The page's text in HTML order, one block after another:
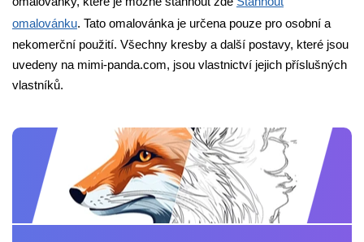
omalovánku. Tato omalovánka je určena pouze pro osobní a
nekomerční použití. Všechny kresby a další postavy, které jsou
uvedeny na mimi-panda.com, jsou vlastnictví jejich příslušných
vlastníků.